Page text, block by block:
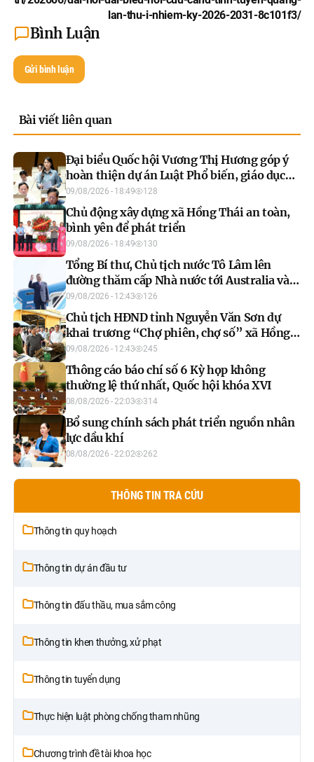
lan-thu-i-nhiem-ky-2026-2031-8c101f3/
Bình Luận
Gửi bình luận
Bài viết liên quan
Đại biểu Quốc hội Vương Thị Hương góp ý
hoàn thiện dự án Luật Phổ biến, giáo dục
pháp luật (sửa đổi)
09/08/2026 - 18:49 128
Chủ động xây dựng xã Hồng Thái an toàn,
bình yên để phát triển
09/08/2026 - 18:49 130
Tổng Bí thư, Chủ tịch nước Tô Lâm lên
đường thăm cấp Nhà nước tới Australia và
New Zealand
09/08/2026 - 12:43 126
Chủ tịch HĐND tỉnh Nguyễn Văn Sơn dự
khai trương “Chợ phiên, chợ số” xã Hồng
Thái
09/08/2026 - 12:43 245
Thông cáo báo chí số 6 Kỳ họp không
thường lệ thứ nhất, Quốc hội khóa XVI
08/08/2026 - 22:03 314
Bổ sung chính sách phát triển nguồn nhân
lực dầu khí
08/08/2026 - 22:02 262
THÔNG TIN TRA CỨU
Thông tin quy hoạch
Thông tin dự án đầu tư
Thông tin đấu thầu, mua sắm công
Thông tin khen thưởng, xử phạt
Thông tin tuyển dụng
Thực hiện luật phòng chống tham nhũng
Chương trình đề tài khoa học